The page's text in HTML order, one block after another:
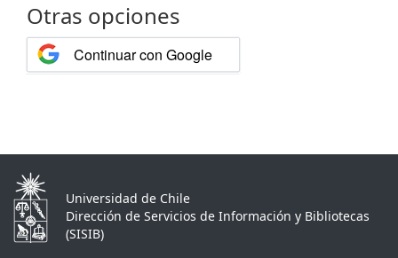
Otras opciones
Continuar con Google
Universidad de Chile
Dirección de Servicios de Información y Bibliotecas
(SISIB)